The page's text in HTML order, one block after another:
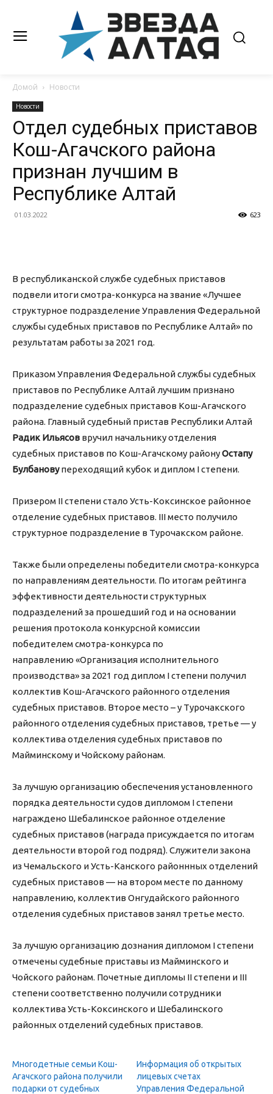
Домой Новости
Новости
Отдел судебных приставов
Кош-Агачского района
признан лучшим в
Республике Алтай
01.03.2022 623
В республиканской службе судебных приставов
подвели итоги смотра-конкурса на звание «Лучшее
структурное подразделение Управления Федеральной
службы судебных приставов по Республике Алтай» по
результатам работы за 2021 год.
Приказом Управления Федеральной службы судебных
приставов по Республике Алтай лучшим признано
подразделение судебных приставов Кош-Агачского
района. Главный судебный пристав Республики Алтай
Радик Ильясов вручил начальнику отделения
судебных приставов по Кош-Агачскому районуОстапу
Булбановупереходящий кубок и диплом I степени.
Призером II степени стало Усть-Коксинское районное
отделение судебных приставов. III место получило
структурное подразделение в Турочакском районе.
Также были определены победители смотра-конкурса
по направлениям деятельности. По итогам рейтинга
эффективности деятельности структурных
подразделений за прошедший год и на основании
решения протокола конкурсной комиссии
победителем смотра-конкурса по
направлению «Организация исполнительного
производства» за 2021 год диплом I степени получил
коллектив Кош-Агачского районного отделения
судебных приставов. Второе место – у Турочакского
районного отделения судебных приставов, третье — у
коллектива отделения судебных приставов по
Майминскому и Чойскому районам.
За лучшую организацию обеспечения установленного
порядка деятельности судов дипломом I степени
награждено Шебалинское районное отделение
судебных приставов (награда присуждается по итогам
деятельности второй год подряд). Служители закона
из Чемальского и Усть-Канского районнных отделений
судебных приставов — на втором месте по данному
направлению, коллектив Онгудайского районного
отделения судебных приставов занял третье место.
За лучшую организацию дознания дипломом I степени
отмечены судебные приставы из Майминского и
Чойского районам. Почетные дипломы II степени и III
степени соответственно получили сотрудники
коллектива Усть-Коксинского и Шебалинского
районных отделений судебных приставов.
Многодетные семьи Кош-
Агачского района получили
подарки от судебных
Информация об открытых
лицевых счетах
Управления Федеральной